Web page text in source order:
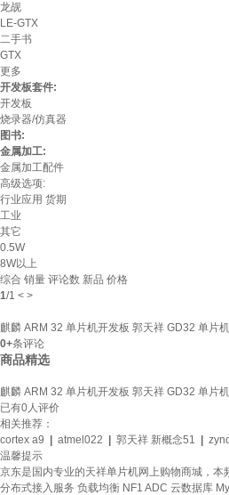
龙觇
LE-GTX
二手书
GTX
更多
开发板套件:
开发板
烧录器/仿真器
图书:
金属加工:
金属加工配件
高级选项:
行业应用 货期
工业
其它
0.5W
8W以上
综合 销量 评论数 新品 价格
1/1 < >
麒麟 ARM 32 单片机开发板 郭天祥 GD32 单片
0+条评论
商品精选
麒麟 ARM 32 单片机开发板 郭天祥 GD32 单片
已有0人评价
相关推荐：
cortex a9
atmel022 郭天祥 新概念51
温馨提示
京东是国内专业的天祥单片机网上购物商城，
分布式接入服务 负载均衡 NF1 ADC 云数据库